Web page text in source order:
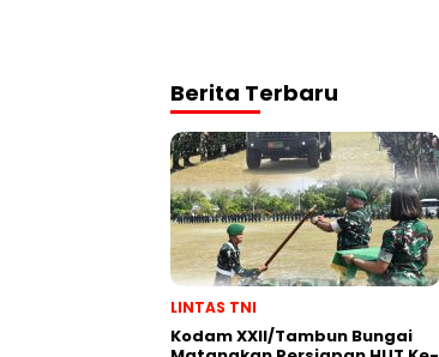
Berita Terbaru
LINTAS TNI
Kodam XXII/Tambun Bungai